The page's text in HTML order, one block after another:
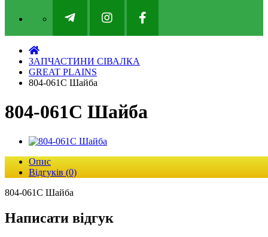
ЗАПЧАСТИНИ СІВАЛКА
GREAT PLAINS
804-061C Шайба
804-061C Шайба
Опис
Відгуків (0)
804-061C Шайба
Написати відгук